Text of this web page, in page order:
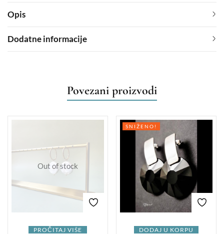
Opis
Dodatne informacije
Povezani proizvodi
Out of stock
PROČITAJ VIŠE DODAJ U KORPU
SNIŽENO!